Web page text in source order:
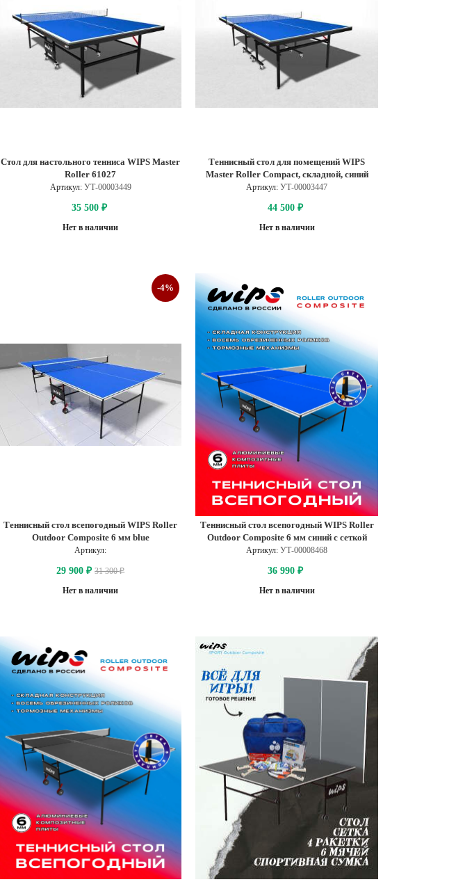
Стол для настольного тенниса WIPS Master
Roller 61027
Артикул: УТ-00003449
35 500 ₽
Нет в наличии
Теннисный стол для помещений WIPS
Master Roller Compact, складной, синий
Артикул:УТ-00003447
44 500₽
Нет в наличии
Теннисный стол всепогодный WIPS Roller
Outdoor Composite 6 мм blue
Артикул:
29 900₽ 31 300₽
-4%
Нет в наличии
Теннисный стол всепогодный WIPS Roller
Outdoor Composite 6 мм синий с сеткой
Артикул:УТ-00008468
36 990₽
Нет в наличии